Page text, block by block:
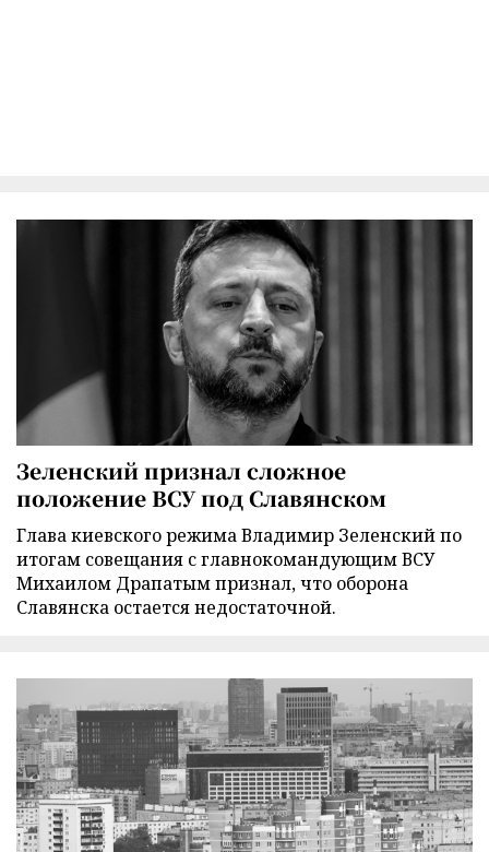
Зеленский признал сложное
положение ВСУ под Славянском
Глава киевского режима Владимир Зеленский по
итогам совещания с главнокомандующим ВСУ
Михаилом Драпатым признал, что оборона
Славянска остается недостаточной.